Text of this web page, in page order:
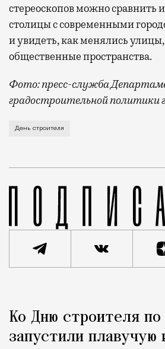
стереоскопов можно сравнить
столицы с современными
и увидеть, как менялись
общественные пространства.
Фото: пресс-служба
градостроительной политики
В этом году
День строителя
Город
Ко Дню строителя
запустили плавучую